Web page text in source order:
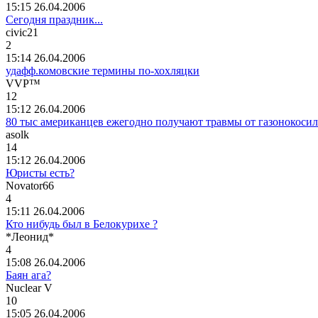
15:15 26.04.2006
Сегодня праздник...
civic21
2
15:14 26.04.2006
удафф.комовские термины по-хохляцки
VVP™
12
15:12 26.04.2006
80 тыс американцев ежегодно получают травмы от
asolk
14
15:12 26.04.2006
Юристы есть?
Novator66
4
15:11 26.04.2006
Кто нибудь был в Белокурихе ?
*Леонид*
4
15:08 26.04.2006
Баян ага?
Nuclear V
10
15:05 26.04.2006